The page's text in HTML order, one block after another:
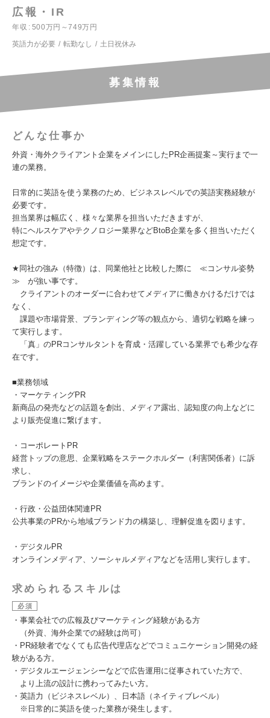
広報・IR
年収
500万円～749万円
英語力が必要
転勤なし 土日祝休み
募集情報
どんな仕事か
外資・海外クライアント企業をメインにしたPR企画提案～実行まで一
連の業務。
日常的に英語を使う業務のため、ビジネスレベルでの英語実務経験が
必要です。
担当業界は幅広く、様々な業界を担当いただきますが、
特にヘルスケアやテクノロジー業界などBtoB企業を多く担当いただく
想定です。
★同社の強み（特徴）は、同業他社と比較した際に ≪コンサル姿勢
≫ が強い事です。
クライアントのオーダーに合わせてメディアに働きかけるだけでは
なく、
課題や市場背景、ブランディング等の観点から、適切な戦略を練っ
て実行します。
「真」のPRコンサルタントを育成・活躍している業界でも希少な存
在です。
■業務領域
・マーケティングPR
新商品の発売などの話題を創出、メディア露出、認知度の向上などに
より販売促進に繋げます。
・コーポレートPR
経営トップの意思、企業戦略をステークホルダー（利害関係者）に訴
求し、
ブランドのイメージや企業価値を高めます。
・行政・公益団体関連PR
公共事業のPRから地域ブランド力の構築し、理解促進を図ります。
・デジタルPR
オンラインメディア、ソーシャルメディアなどを活用し実行します。
求められるスキルは
必須
・事業会社での広報及びマーケティング経験がある方
（外資、海外企業での経験は尚可）
・PR経験者でなくても広告代理店などでコミュニケーション開発の経
験がある方。
・デジタルエージェンシーなどで広告運用に従事されていた方で、
より上流の設計に携わってみたい方。
・英語力（ビジネスレベル）、日本語（ネイティブレベル）
※日常的に英語を使った業務が発生します。